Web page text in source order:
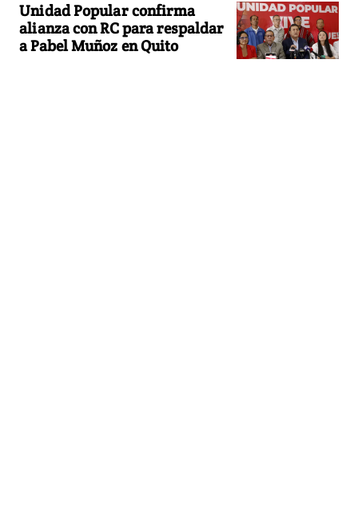
Unidad Popular confirma
alianza con RC para respaldar
a Pabel Muñoz en Quito